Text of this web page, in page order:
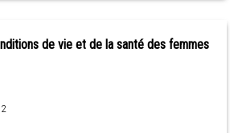
de vie et de la santé des femmes